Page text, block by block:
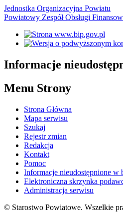
Jednostka Organizacyjna Powiatu
Powiatowy Zespół Obsługi
Informacje
Menu Strony
Strona Główna
Mapa serwisu
Szukaj
Rejestr zmian
Redakcja
Kontakt
Pomoc
Informacje nieudostępnione w
Elektroniczna skrzynka
Administracja serwisu
© Starostwo Powiatowe. Wszelkie